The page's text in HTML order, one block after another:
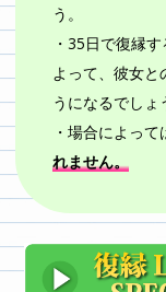
う。
・35日で復縁
よって、彼女と
うになるでしょ
・場合によって
れません。